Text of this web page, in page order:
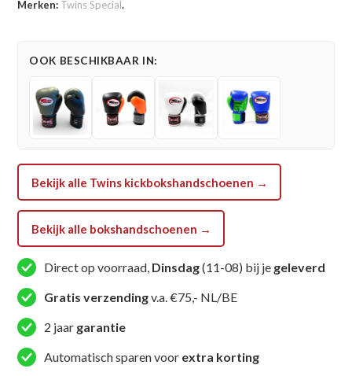
(BGVL
AIR
BLACK
GOLD)
Merken: Twins Special.
OOK BESCHIKBAAR IN:
Bekijk alle Twins kickbokshandschoenen →
Bekijk alle bokshandschoenen →
Direct op voorraad, Dinsdag(11-08) bij je geleverd
Gratis verzendingv.a. €75,- NL/BE
2 jaar garantie
Automatisch sparen voor extra korting